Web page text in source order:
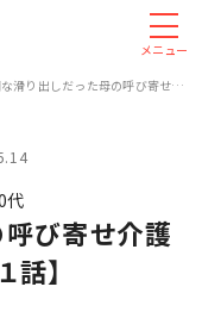
メニュー
順調な滑り出しだった母の呼び寄せ介護 その後の芹沢さんと母【第１話】
代
び寄せ介護
】